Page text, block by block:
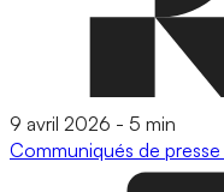
9 avril 2026 - 5 min
Communiqués de presse